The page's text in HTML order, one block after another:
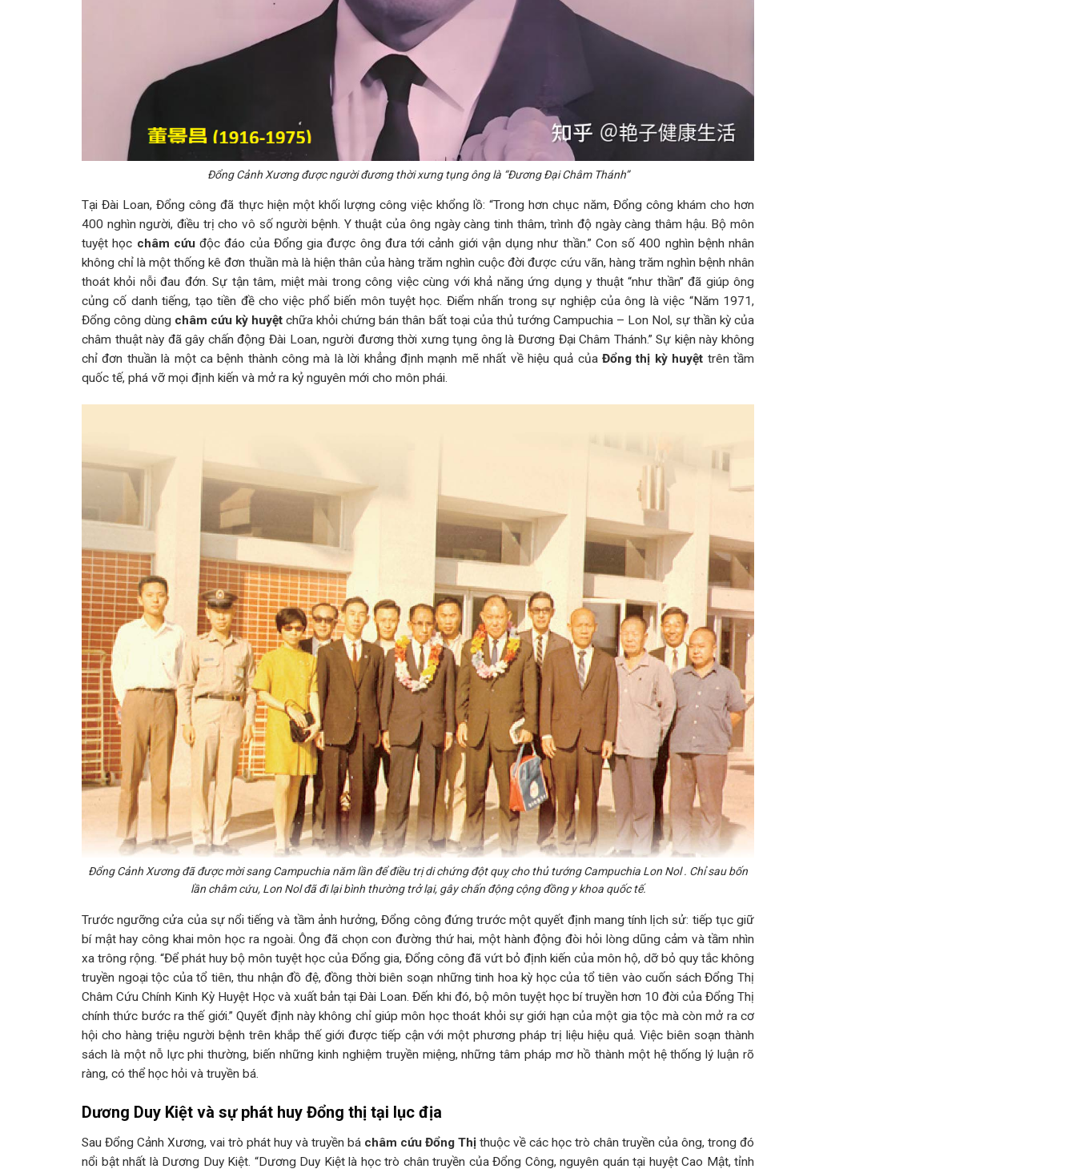
Đổng Cảnh Xương được người đương thời xưng tụng ông là “Đương Đại Châm Thánh”
Tại Đài Loan, Đổng công đã thực hiện một khối lượng công việc khổng lồ: “Trong hơn chục năm, Đổng công khám cho hơn
400 nghìn người, điều trị cho vô số người bệnh. Y thuật của ông ngày càng tinh thâm, trình độ ngày càng thâm hậu. Bộ môn
tuyệt học châm cứuđộc đáo của Đổng gia được ông đưa tới cảnh giới vận dụng như thần.” Con số 400 nghìn bệnh nhân
không chỉ là một thống kê đơn thuần mà là hiện thân của hàng trăm nghìn cuộc đời được cứu vãn, hàng trăm nghìn bệnh nhân
thoát khỏi nỗi đau đớn. Sự tận tâm, miệt mài trong công việc cùng với khả năng ứng dụng y thuật “như thần” đã giúp ông
củng cố danh tiếng, tạo tiền đề cho việc phổ biến môn tuyệt học. Điểm nhấn trong sự nghiệp của ông là việc “Năm 1971,
Đổng công dùng châm cứu kỳ huyệt chữa khỏi chứng bán thân bất toại của thủ tướng Campuchia – Lon Nol, sự thần kỳ của
châm thuật này đã gây chấn động Đài Loan, người đương thời xưng tụng ông là Đương Đại Châm Thánh.” Sự kiện này không
chỉ đơn thuần là một ca bệnh thành công mà là lời khẳng định mạnh mẽ nhất về hiệu quả củaĐổng thị kỳ huyệt trên tầm
quốc tế, phá vỡ mọi định kiến và mở ra kỷ nguyên mới cho môn phái.
Đổng Cảnh Xương đã được mời sang Campuchia năm lần để điều trị di chứng đột quỵ cho thủ tướng Campuchia Lon Nol . Chỉ sau bốn
lần châm cứu, Lon Nol đã đi lại bình thường trở lại, gây chấn động cộng đồng y khoa quốc tế.
Trước ngưỡng cửa của sự nổi tiếng và tầm ảnh hưởng, Đổng công đứng trước một quyết định mang tính lịch sử: tiếp tục giữ
bí mật hay công khai môn học ra ngoài. Ông đã chọn con đường thứ hai, một hành động đòi hỏi lòng dũng cảm và tầm nhìn
xa trông rộng. “Để phát huy bộ môn tuyệt học của Đổng gia, Đổng công đã vứt bỏ định kiến của môn hộ, dỡ bỏ quy tắc không
truyền ngoại tộc của tổ tiên, thu nhận đồ đệ, đồng thời biên soạn những tinh hoa kỳ học của tổ tiên vào cuốn sách Đổng Thị
Châm Cứu Chính Kinh Kỳ Huyệt Học và xuất bản tại Đài Loan. Đến khi đó, bộ môn tuyệt học bí truyền hơn 10 đời của Đổng Thị
chính thức bước ra thế giới.” Quyết định này không chỉ giúp môn học thoát khỏi sự giới hạn của một gia tộc mà còn mở ra cơ
hội cho hàng triệu người bệnh trên khắp thế giới được tiếp cận với một phương pháp trị liệu hiệu quả. Việc biên soạn thành
sách là một nỗ lực phi thường, biến những kinh nghiệm truyền miệng, những tâm pháp mơ hồ thành một hệ thống lý luận rõ
ràng, có thể học hỏi và truyền bá.
Dương Duy Kiệt và sự phát huy Đổng thị tại lục địa
Sau Đổng Cảnh Xương, vai trò phát huy và truyền bá châm cứu Đổng Thị thuộc về các học trò chân truyền của ông, trong đó
nổi bật nhất là Dương Duy Kiệt. “Dương Duy Kiệt là học trò chân truyền của Đổng Công, nguyên quán tại huyệt Cao Mật, tỉnh